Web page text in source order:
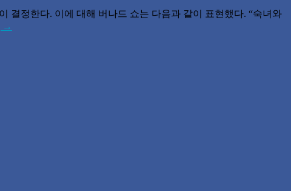
결정한다. 이에 대해 버나드 쇼는 다음과 같이 표현했다. “숙녀와
→